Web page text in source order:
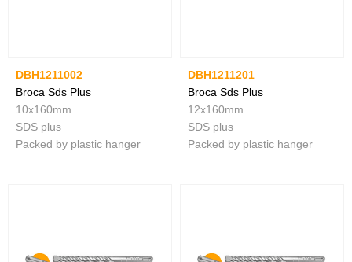
DBH1211002
Broca Sds Plus
10x160mm
SDS plus
Packed by plastic hanger
DBH1211201
Broca Sds Plus
12x160mm
SDS plus
Packed by plastic hanger